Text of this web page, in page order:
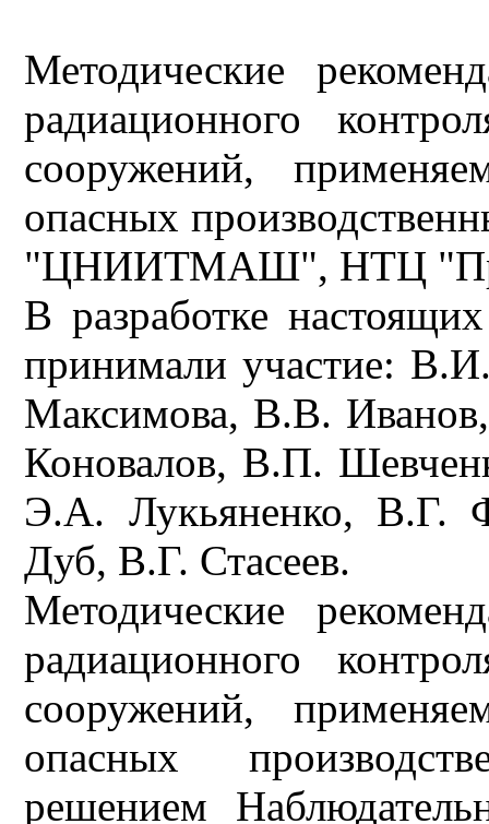
Методические
радиационного
сооружений,
опасных
"ЦНИИТМАШ", НТЦ
В разработке
принимали участие:
Максимова, В.В.
Коновалов, В.П.
Э.А. Лукьяненко, В.Г.
Дуб, В.Г. Стасеев.
Методические
радиационного
сооружений,
опасных
решением